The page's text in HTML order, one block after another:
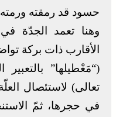
حسود قد رمقته ورمته
وهنا تعمد الجدّة
الأقارب ذات بركة
(“مَعْطيلها”
تعالى) لاستئصال
في حجرها، ثمّ